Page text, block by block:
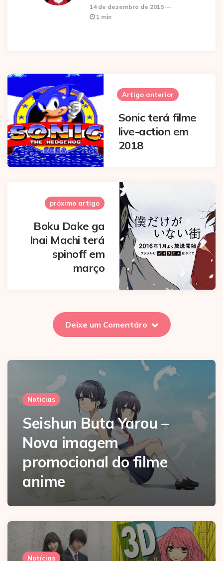
14 de dezembro de 2015
1 min
Post
navigation
Artigo anterior
Sonic terá filme
live-action em
2018
próximo artigo
Boku Dake ga
Inai Machi terá
spinoff em
março
Deixe um Comentáro
Notícias
Seishun Buta Yarou –
Nova imagem
promocional do filme
anime
Notícias